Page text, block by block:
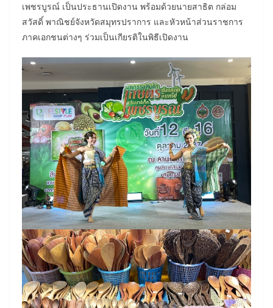
เพชรบูรณ์ เป็นประธานเปิดงาน พร้อมด้วยนายสาธิต กล่อม
สวัสดิ์ พาณิชย์จังหวัดสมุทรปราการ และหัวหน้าส่วนราชการ
ภาคเอกชนต่างๆ ร่วมเป็นเกียรติในพิธีเปิดงาน